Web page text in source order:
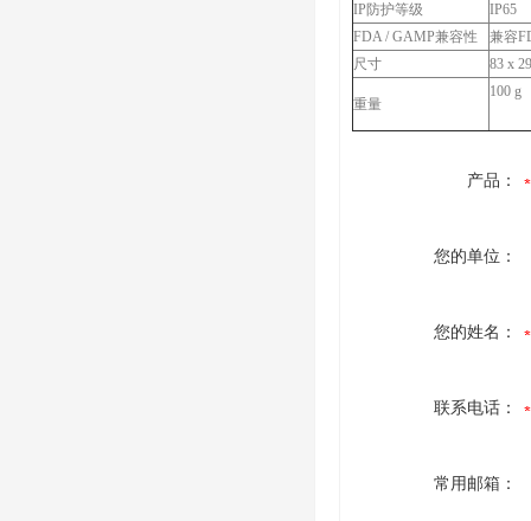
IP防护等级
IP65
FDA / GAMP兼容性
兼容
尺寸
83 x
重量
100 g
产品：
您的单位：
您的姓名：
联系电话：
常用邮箱：